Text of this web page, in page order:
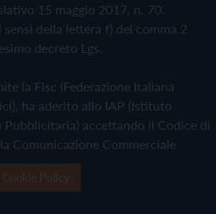
15 maggio 2017, n. 70.
sensi della lettera f) del comma 2
decreto Lgs.
la Fisc (Federazione Italiana
ha aderito allo IAP (Istituto
accettando il Codice di
Comunicazione Commerciale